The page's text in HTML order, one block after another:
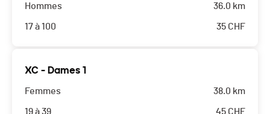
Hommes
17 à 100
36.0 km
35 CHF
XC - Dames 1
Femmes
19 à 39
38.0 km
45 CHF